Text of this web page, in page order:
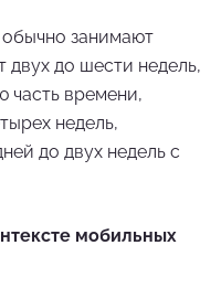
занимают
двух до шести недель,
часть времени,
недель,
до двух недель с
мобильных